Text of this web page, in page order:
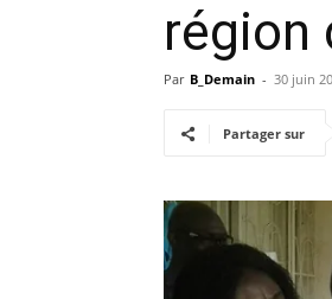
région
Par B_Demain - 30 juin
Partager sur